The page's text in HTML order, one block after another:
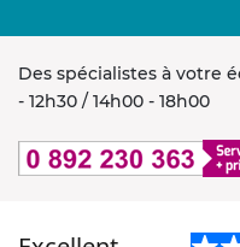
Des spécialistes à votre
- 12h30 / 14h00 - 18h00